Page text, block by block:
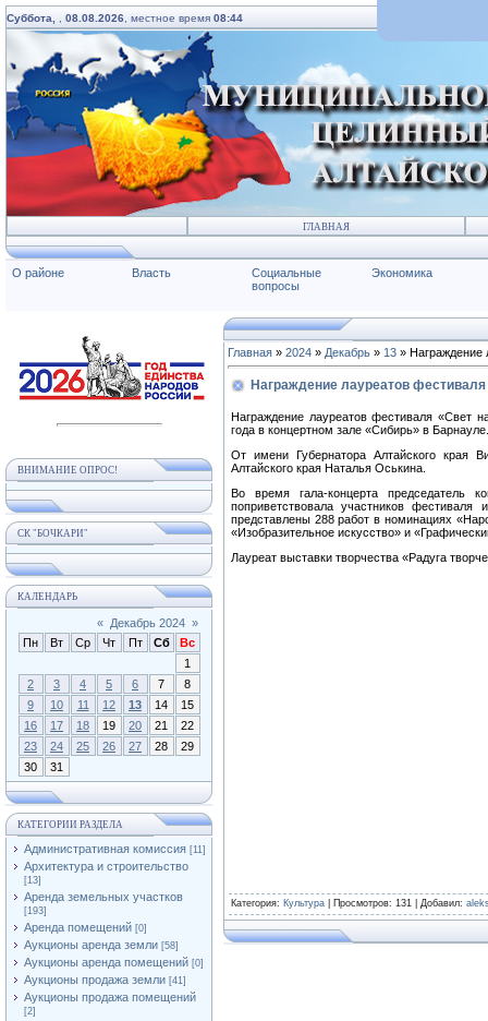
Суббота, 08.08.2026 , местное время 08:44
ГЛАВНАЯ
О районе Власть
Социальные
вопросы
Экономика
ВНИМАНИЕ ОПРОС!
СК "БОЧКАРИ"
КАЛЕНДАРЬ
« Декабрь 2024 »
Пн
Вт Ср Чт Пт Сб
Вс
1
2
3 4 5 6 7
8
9
10 11 12 13 14
15
16
17 18 19 20 21
22
23
24 25 26 27 28
29
30
31
КАТЕГОРИИ РАЗДЕЛА
Административная комиссия [11]
Архитектура и строительство
[13]
Аренда земельных участков
[193]
Аренда помещений [0]
Аукционы аренда земли [58]
Аукционы аренда помещений [0]
Аукционы продажа земли [41]
Аукционы продажа помещений
[2]
Главная » 2024 » Декабрь » 13 » Награждение
Награждение лауреатов
Награждение лауреатов фестиваля «Свет
года в концертном зале «Сибирь» в Барнауле.
⁣От имени Губернатора Алтайского края
Алтайского края Наталья Оськина.
⁣Во время гала-концерта председатель
поприветствовала участников
представлены 288 работ в номинациях
«Изобразительное искусство» и
⁣Лауреат выставки творчества «Радуга
Категория: Культура Просмотров: 131 | Добавил: